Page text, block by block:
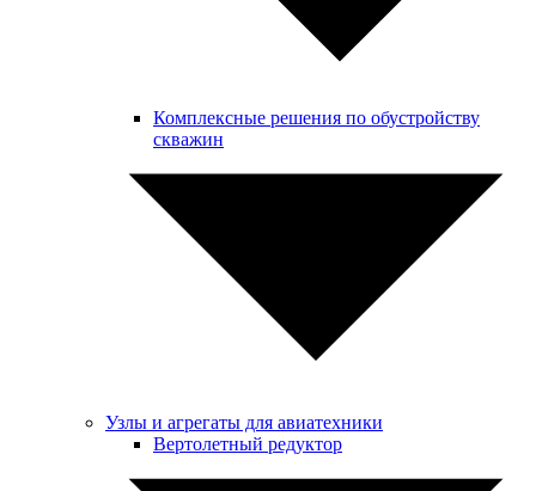
Комплексные решения по обустройству
скважин
Узлы и агрегаты для авиатехники
Вертолетный редуктор